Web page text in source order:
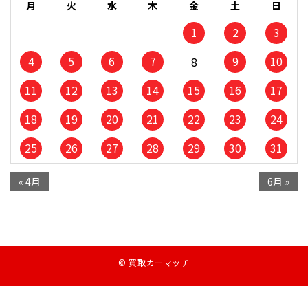
月
火 水 木 金 土 日
1 2
3
4
5 6 7 8 9
10
11
12 13 14 15 16
17
18
19 20 21 22 23
24
25
26 27 28 29 30 31
« 4月 6月 »
© 買取カーマッチ